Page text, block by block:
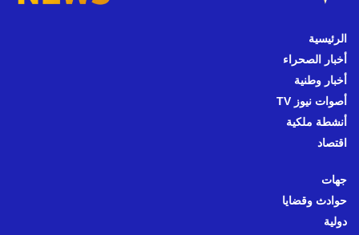
الرئيسية
أخبار الصحراء
أخبار وطنية
أصوات نيوز TV
أنشطة ملكية
اقتصاد
جهات
حوادث وقضايا
دولية